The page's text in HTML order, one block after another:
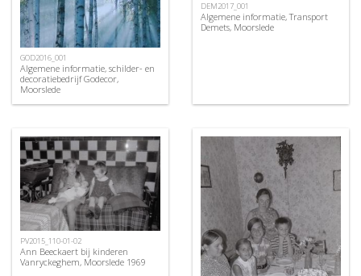
GOD2016_001
Algemene informatie, schilder- en
decoratiebedrijf Godecor,
Moorslede
DEM2017_001
Algemene informatie, Transport
Demets, Moorslede
PV2015_110-01-02
Ann Beeckaert bij kinderen
Vanryckeghem, Moorslede 1969